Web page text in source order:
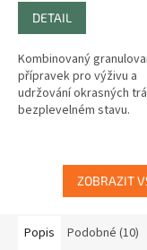
DETAIL
Kombinovaný
přípravek pro výživu a
udržování okrasných
bezplevelném stavu.
Vaší zahradě.
ZOBRAZIT
Popis Podobné (10)